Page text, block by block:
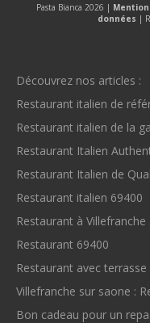
Pasta Bianca 2026 |
données |
Découvrez nos articles :
Restaurant italien de
Restaurant italien de la
Restaurant Italien
Restaurant Italien de
Restaurant italien 69400
Restaurant à Villefranche
Restaurant 69400
Restaurant avec terrasse
Villefranche sur saone :
Bon cadeau pour un